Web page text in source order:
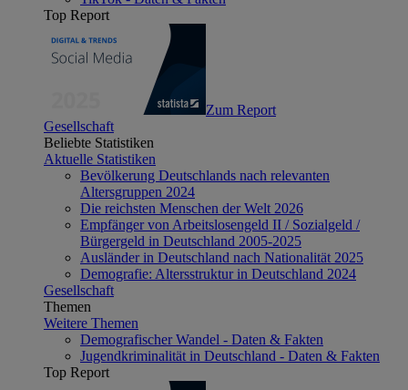
Top Report
Zum Report
Gesellschaft
Beliebte Statistiken
Aktuelle Statistiken
Bevölkerung Deutschlands nach relevanten
Altersgruppen 2024
Die reichsten Menschen der Welt 2026
Empfänger von Arbeitslosengeld II / Sozialgeld /
Bürgergeld in Deutschland 2005-2025
Ausländer in Deutschland nach Nationalität 2025
Demografie: Altersstruktur in Deutschland 2024
Gesellschaft
Themen
Weitere Themen
Demografischer Wandel - Daten & Fakten
Jugendkriminalität in Deutschland - Daten & Fakten
Top Report